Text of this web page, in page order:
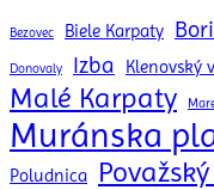
Bezovec Biele Karpaty
Donovaly Izba Klenovský
Malé Karpaty
Muránska
Poludnica